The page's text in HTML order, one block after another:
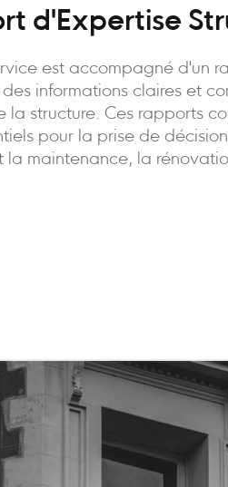
d'Expertise
est accompagné d'un
informations claires et
la structure. Ces rapports
pour la prise de
la maintenance, la